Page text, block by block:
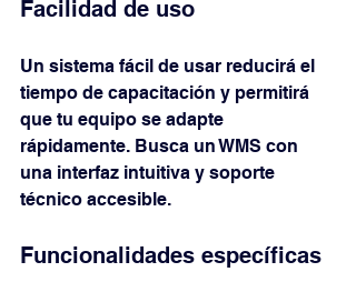
Facilidad de uso
Un sistema fácil de usar reducirá el
tiempo de capacitación y permitirá
que tu equipo se adapte
rápidamente. Busca un WMS con
una interfaz intuitiva y soporte
técnico accesible.
Funcionalidades específicas